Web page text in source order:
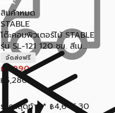
สินค้าหมด
STABLE
โต๊ะคอมพิวเตอร์ไม้ STABLE
รุ่น SL-121 120 ซม. สีเม...
จัดส่งฟรี
฿ 4,990
฿ 5,280
ราคาสุดท้าย* ฿4,646.30